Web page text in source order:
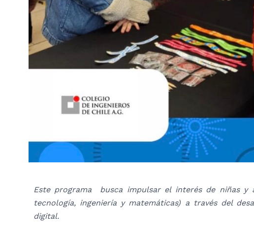
Este programa busca impulsar el interés de niñas y
tecnología, ingeniería y matemáticas) a través del
digital.